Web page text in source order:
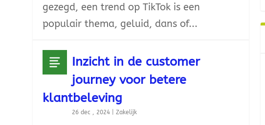
gezegd, een trend op TikTok is een
populair thema, geluid, dans of...
Inzicht in de customer
journey voor betere
klantbeleving
26 dec , 2024 |Zakelijk